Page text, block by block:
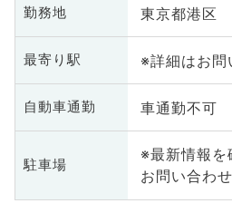
勤務地 東京都港区
最寄り駅 ※詳細はお問
自動車通勤 車通勤不可
駐車場
※最新情報を
お問い合わ